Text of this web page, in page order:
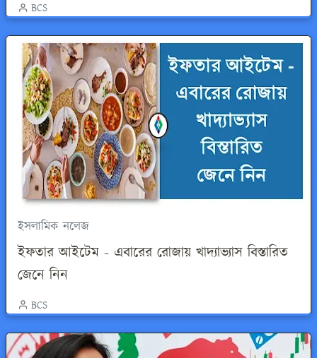
BCS
ইসলামিক নলেজ
ইফতার আইটেম - এবারের রোজায় খাদ্যাভ্যাস বিস্তারিত
জেনে নিন
BCS